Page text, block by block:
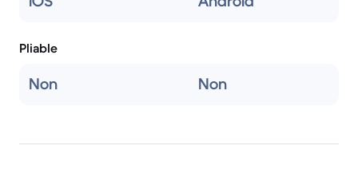
Pliable
Non Non